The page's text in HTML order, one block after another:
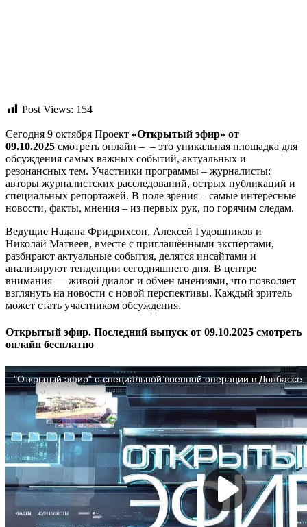
Post Views: 154
Сегодня 9 октября Проект «Открытый эфир» от
09.10.2025 смотреть онлайн – – это уникальная площадка для
обсуждения самых важных событий, актуальных и
резонансных тем. Участники программы – журналисты:
авторы журналистских расследований, острых публикаций и
специальных репортажей. В поле зрения – самые интересные
новости, факты, мнения – из первых рук, по горячим следам.
Ведущие Надана Фридрихсон, Алексей Гудошников и
Николай Матвеев, вместе с приглашёнными экспертами,
разбирают актуальные события, делятся инсайтами и
анализируют тенденции сегодняшнего дня. В центре
внимания — живой диалог и обмен мнениями, что позволяет
взглянуть на новости с новой перспективы. Каждый зритель
может стать участником обсуждения.
Открытый эфир. Последний выпуск от 09.10.2025 смотреть
онлайн бесплатно